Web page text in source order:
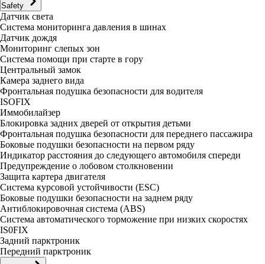
Safety
Датчик света
Система мониторинга давления в шинах
Датчик дождя
Мониторинг слепых зон
Система помощи при старте в гору
Центральный замок
Камера заднего вида
Фронтальная подушка безопасности для водителя
ISOFIX
Иммобилайзер
Блокировка задних дверей от открытия детьми
Фронтальная подушка безопасности для переднего пассажира
Боковые подушки безопасности на первом ряду
Индикатор расстояния до следующего автомобиля спереди
Предупреждение о лобовом столкновении
Защита картера двигателя
Система курсовой устойчивости (ESC)
Боковые подушки безопасности на заднем ряду
Антиблокировочная система (ABS)
Система автоматического торможение при низких скоростях
IS0FIX
Задний парктроник
Передний парктроник